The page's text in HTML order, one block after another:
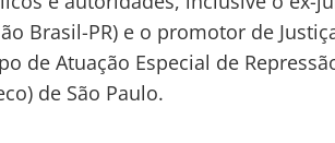
Brasil-PR) e o promotor de
de Atuação Especial de
de São Paulo.